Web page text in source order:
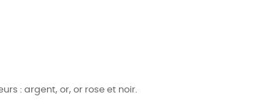
: argent, or, or rose et noir.